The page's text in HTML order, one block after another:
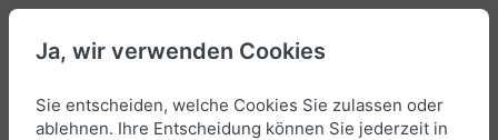
Menü Anmelden Vergleichen Wunschliste Warenkorb
Ja, wir verwenden Cookies
Sie entscheiden, welche Cookies Sie zulassen oder
ablehnen. Ihre Entscheidung können Sie jederzeit in